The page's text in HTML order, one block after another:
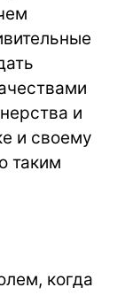
и
и своему
таким
когда